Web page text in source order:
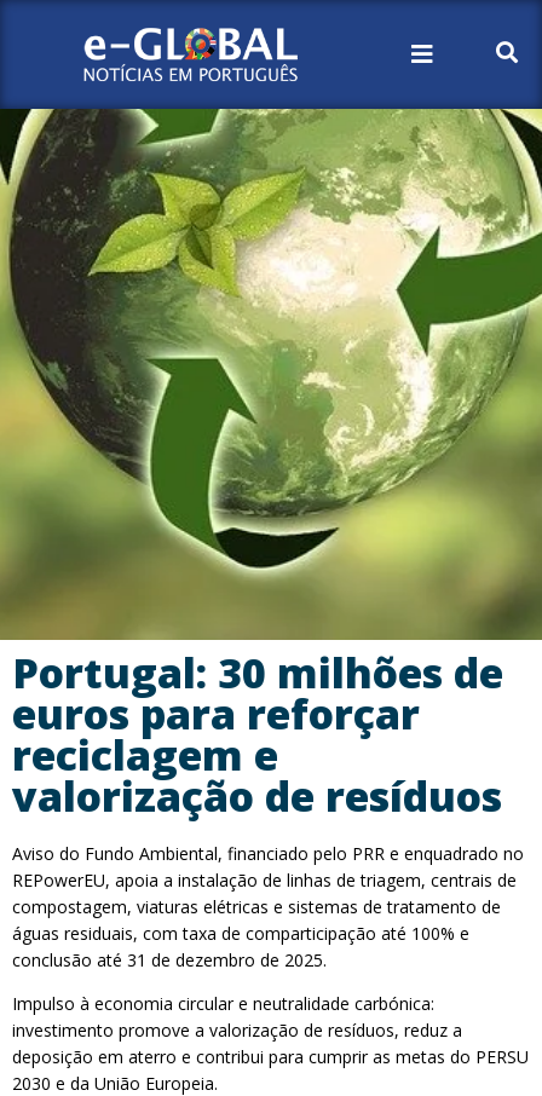
Portugal: 30 milhões de
euros para reforçar
reciclagem e
valorização de resíduos
Aviso do Fundo Ambiental, financiado pelo PRR e enquadrado no
REPowerEU, apoia a instalação de linhas de triagem, centrais de
compostagem, viaturas elétricas e sistemas de tratamento de
águas residuais, com taxa de comparticipação até 100% e
conclusão até 31 de dezembro de 2025.
Impulso à economia circular e neutralidade carbónica:
investimento promove a valorização de resíduos, reduz a
deposição em aterro e contribui para cumprir as metas do PERSU
2030 e da União Europeia.